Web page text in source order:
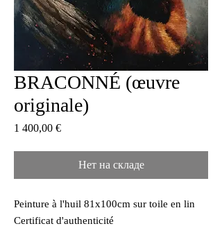
BRACONNÉ (œuvre
originale)
1 400,00 €Цена
Нет на складе
Peinture à l'huil 81x100cm sur toile en lin
Certificat d'authenticité